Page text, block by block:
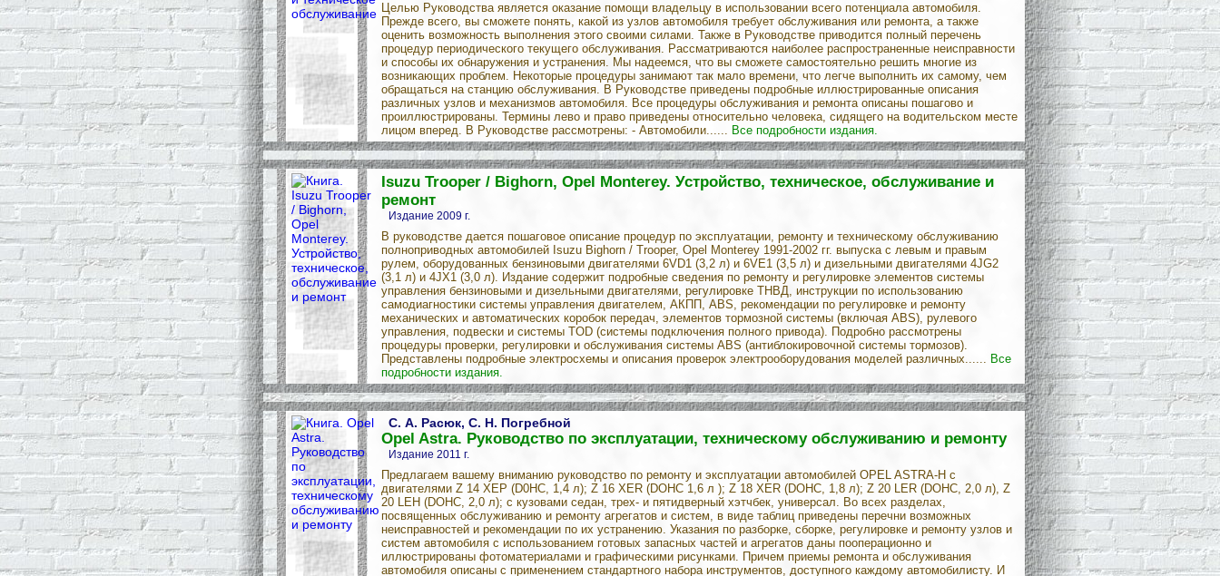
Целью Руководства является оказание помощи владельцу в использовании всего потенциала автомобиля.
Прежде всего, вы сможете понять, какой из узлов автомобиля требует обслуживания или ремонта, а также
оценить возможность выполнения этого своими силами. Также в Руководстве приводится полный перечень
процедур периодического текущего обслуживания. Рассматриваются наиболее распространенные неисправности
и способы их обнаружения и устранения. Мы надеемся, что вы сможете самостоятельно решить многие из
возникающих проблем. Некоторые процедуры занимают так мало времени, что легче выполнить их самому, чем
обращаться на станцию обслуживания. В Руководстве приведены подробные иллюстрированные описания
различных узлов и механизмов автомобиля. Все процедуры обслуживания и ремонта описаны пошагово и
проиллюстрированы. Термины лево и право приведены относительно человека, сидящего на водительском месте
лицом вперед. В Руководстве рассмотрены: - Автомобили...... Все подробности издания.
Isuzu Trooper / Bighorn, Opel Monterey. Устройство, техническое, обслуживание и
ремонт
Издание 2009 г.
В руководстве дается пошаговое описание процедур по эксплуатации, ремонту и техническому обслуживанию
полноприводных автомобилей Isuzu Bighorn / Trooper, Opel Monterey 1991-2002 гг. выпуска с левым и правым
рулем, оборудованных бензиновыми двигателями 6VD1 (3,2 л) и 6VE1 (3,5 л) и дизельными двигателями 4JG2
(3,1 л) и 4JX1 (3,0 л). Издание содержит подробные сведения по ремонту и регулировке элементов системы
управления бензиновыми и дизельными двигателями, регулировке ТНВД, инструкции по использованию
самодиагностики системы управления двигателем, АКПП, ABS, рекомендации по регулировке и ремонту
механических и автоматических коробок передач, элементов тормозной системы (включая ABS), рулевого
управления, подвески и системы TOD (системы подключения полного привода). Подробно рассмотрены
процедуры проверки, регулировки и обслуживания системы ABS (антиблокировочной системы тормозов).
Представлены подробные электросхемы и описания проверок электрооборудования моделей различных...... Все
подробности издания.
С. А. Расюк, С. Н. Погребной
Opel Astra. Руководство по эксплуатации, техническому обслуживанию и ремонту
Издание 2011 г.
Предлагаем вашему вниманию руководство по ремонту и эксплуатации автомобилей OPEL ASTRA-Н с
двигателями Z 14 ХЕР (D0HC, 1,4 л); Z 16 XER (DOHC 1,6 л ); Z 18 XER (DOHC, 1,8 л); Z 20 LER (DOHC, 2,0 л), Z
20 LEH (DOHC, 2,0 л); с кузовами седан, трех- и пятидверный хэтчбек, универсал. Во всех разделах,
посвященных обслуживанию и ремонту агрегатов и систем, в виде таблиц приведены перечни возможных
неисправностей и рекомендации по их устранению. Указания по разборке, сборке, регулировке и ремонту узлов и
систем автомобиля с использованием готовых запасных частей и агрегатов даны пооперационно и
иллюстрированы фотоматериалами и графическими рисунками. Причем приемы ремонта и обслуживания
автомобиля описаны с применением стандартного набора инструментов, доступного каждому автомобилисту. И